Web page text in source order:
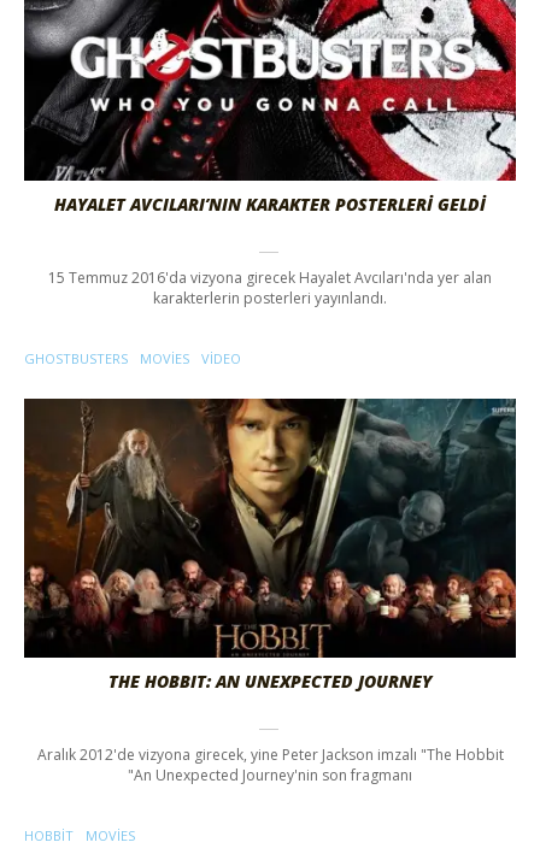
HAYALET AVCILARI’NIN KARAKTER POSTERLERİ GELDİ
15 Temmuz 2016'da vizyona girecek Hayalet Avcıları'nda yer alan
karakterlerin posterleri yayınlandı.
GHOSTBUSTERS MOVIES VIDEO
THE HOBBIT: AN UNEXPECTED JOURNEY
Aralık 2012'de vizyona girecek, yine Peter Jackson imzalı "The Hobbit
"An Unexpected Journey'nin son fragmanı
HOBBIT MOVIES